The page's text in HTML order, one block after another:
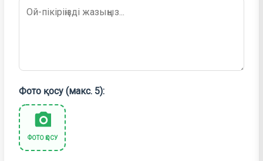
Фото қосу (макс. 5):
ФОТО ҚОСУ